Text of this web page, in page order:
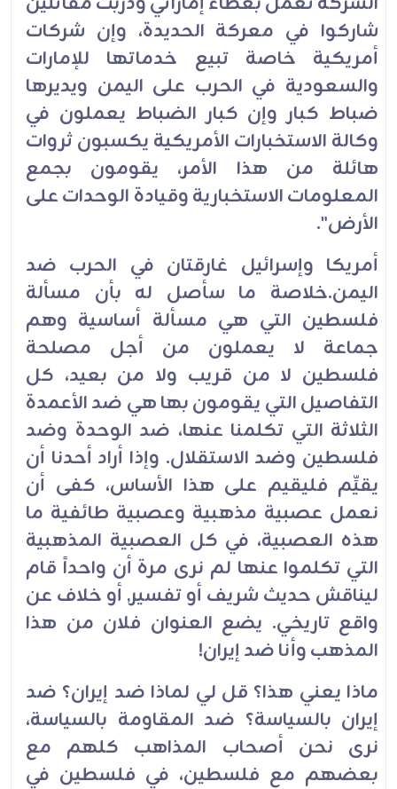
شاركوا في معركة الحديدة، وإن شركات
أمريكية خاصة تبيع خدماتها للإمارات
والسعودية في الحرب على اليمن ويديرها
ضباط كبار وإن كبار الضباط يعملون في
وكالة الاستخبارات الأمريكية يكسبون ثروات
هائلة من هذا الأمر، يقومون بجمع
المعلومات الاستخبارية وقيادة الوحدات على
الأرض".
أمريكا وإسرائيل غارقتان في الحرب ضد
اليمن.خلاصة ما سأصل له بأن مسألة
فلسطين التي هي مسألة أساسية وهم
جماعة لا يعملون من أجل مصلحة
فلسطين لا من قريب ولا من بعيد، كل
التفاصيل التي يقومون بها هي ضد الأعمدة
الثلاثة التي تكلمنا عنها، ضد الوحدة وضد
فلسطين وضد الاستقلال. وإذا أراد أحدنا أن
يقيِّم فليقيم على هذا الأساس، كفى أن
نعمل عصبية مذهبية وعصبية طائفية ما
هذه العصبية، في كل العصبية المذهبية
التي تكلموا عنها لم نرى مرة أن واحداً قام
ليناقش حديث شريف أو تفسير, أو خلاف عن
واقع تاريخي. يضع العنوان فلان من هذا
المذهب وأنا ضد إيران!
ماذا يعني هذا؟ قل لي لماذا ضد إيران؟ ضد
إيران بالسياسة؟ ضد المقاومة بالسياسة،
نرى نحن أصحاب المذاهب كلهم مع
بعضهم مع فلسطين، في فلسطين في